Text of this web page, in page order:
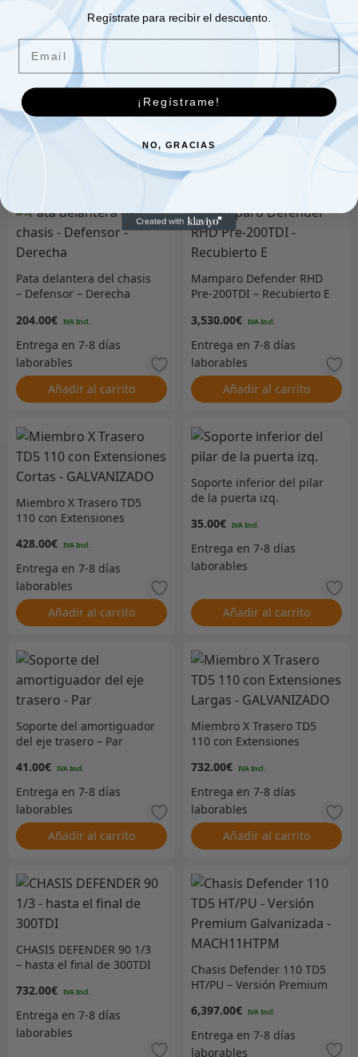
Travesaño de caja de
cambios – 300 Tdi –
Galvanizado
236.00
Añadir al carrito
helicoidal trasero –
Defender – RHS/LHS
58.00
Añadir al carrito
Pata delantera del chasis
– Defensor – Derecha
204.00€
Añadir al carrito
Mamparo Defender RHD
Pre-200TDI – Recubierto E
3,530.00€
Añadir al carrito
Miembro X Trasero TD5
110 con Extensiones
428.00€
Añadir al carrito
Soporte inferior del pilar
de la puerta izq.
35.00€
Añadir al carrito
Soporte del amortiguador
del eje trasero – Par
41.00€
Añadir al carrito
Miembro X Trasero TD5
110 con Extensiones
732.00€
Añadir al carrito
CHASIS DEFENDER 90 1/3
– hasta el final de 300TDI
732.00€
Chasis Defender 110 TD5
HT/PU – Versión Premium
MACH11HTPM
6,397.00€
Regístrate para recibir el descuento.
Email
¡Regístrame!
NO, GRACIAS